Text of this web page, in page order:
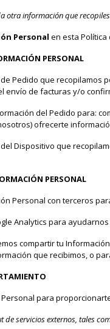
otra información que
Personal en esta
PERSONAL
Pedido que recopilamos
envío de facturas y/o
del Pedido para:
ofrecerte
Dispositivo que
PERSONAL
Personal con terceros
Analytics para
compartir tu
que recibimos, o
para
de servicios externos, tales